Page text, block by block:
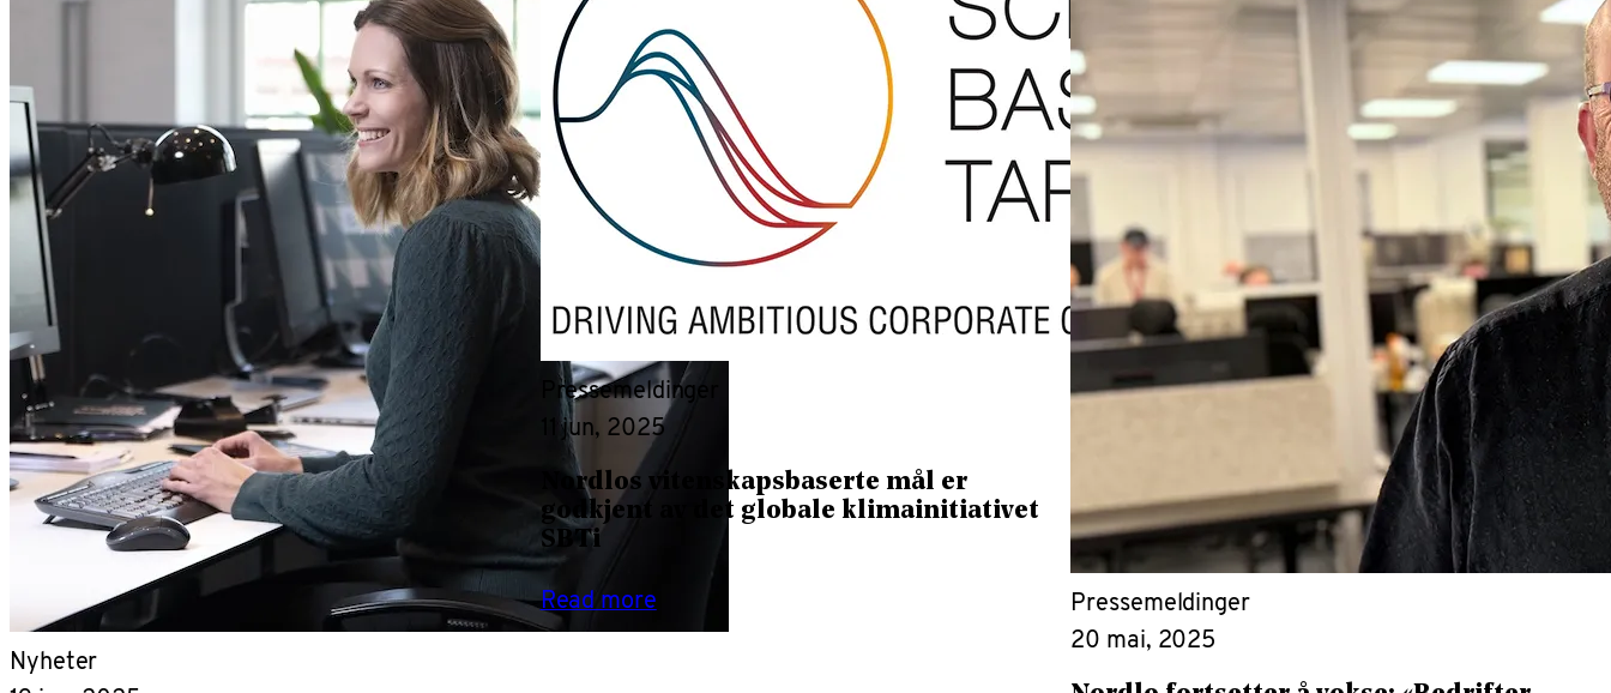
Nyheter
Pressemeldinger
11 jun, 2025
Nordlos vitenskapsbaserte mål er
godkjent av det globale klimainitiativet
SBTi
Read more
Pressemeldinger
20 mai, 2025